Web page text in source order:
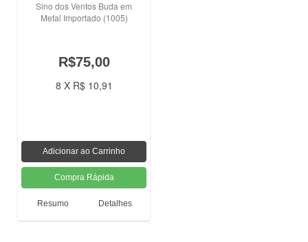
Sino dos Ventos Buda em
Metal Importado (1005)
R$75,00
8 X R$ 10,91
Resumo Detalhes